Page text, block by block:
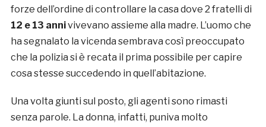
forze dell’ordine di controllare la casa dove 2 fratelli di
12 e 13 annivivevano assieme alla madre. L’uomo che
ha segnalato la vicenda sembrava così preoccupato
che la polizia si è recata il prima possibile per capire
cosa stesse succedendo in quell’abitazione.
Una volta giunti sul posto, gli agenti sono rimasti
senza parole. La donna, infatti, puniva molto